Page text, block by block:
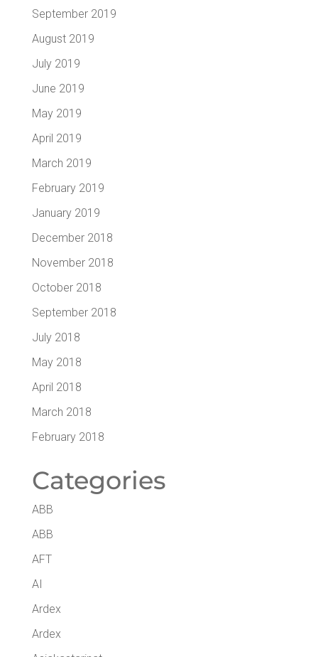
September 2019
August 2019
July 2019
June 2019
May 2019
April 2019
March 2019
February 2019
January 2019
December 2018
November 2018
October 2018
September 2018
July 2018
May 2018
April 2018
March 2018
February 2018
Cate­go­ries
ABB
ABB
AFT
AI
Ardex
Ardex